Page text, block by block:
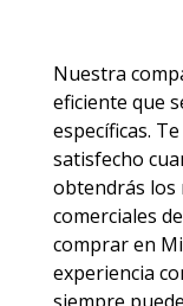
Nuestra
eficiente que
específicas.
satisfecho
obtendrás los
comerciales de
comprar en
experiencia